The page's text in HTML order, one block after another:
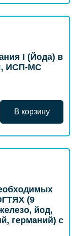
I (Йода) в
ИСП-МС
В корзину
(9
йод,
германий) с